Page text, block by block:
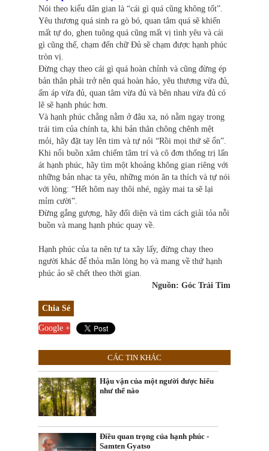
Nói theo kiểu dân gian là “cái gì quá cũng không tốt”.
Yêu thương quá sinh ra gò bó, quan tâm quá sẽ khiến
mất tự do, ghen tuông quá cũng mất vị tình yêu và cái
gì cũng thế, chạm đến chữ Đủ sẽ chạm được hạnh phúc
tròn vị.
Đừng chạy theo cái gì quá hoàn chỉnh và cũng đừng ép
bản thân phải trở nên quá hoàn hảo, yêu thương vừa đủ,
ấm áp vừa đủ, quan tâm vừa đủ và bên nhau vừa đủ có
lẽ sẽ hạnh phúc hơn.
Và hạnh phúc chẳng nằm ở đâu xa, nó nằm ngay trong
trái tim của chính ta, khi bản thân chông chênh mệt
mỏi, hãy đặt tay lên tim và tự nỏi “Rồi mọi thứ sẽ ổn”.
Khi nổi buồn xâm chiếm tâm trí và cô đơn thống trị lấn
át hạnh phúc, hãy tìm một khoảng không gian riêng với
những bản nhạc ta yêu, những món ăn ta thích và tự nói
với lòng: “Hết hôm nay thôi nhé, ngày mai ta sẽ lại
mỉm cười”.
Đừng gắng gượng, hãy đối diện và tìm cách giải tỏa nỗi
buồn và mang hạnh phúc quay về.
Hạnh phúc của ta nên tự ta xây lấy, đừng chạy theo
người khác để thỏa mãn lòng họ và mang về thứ hạnh
phúc ảo sẽ chết theo thời gian.
Nguồn: Góc Trái Tim
Chia Sẻ
Google +
CÁC TIN KHÁC
Hậu vận của một người được hiểu
như thế nào
Điều quan trọng của hạnh phúc -
Samten Gyatso